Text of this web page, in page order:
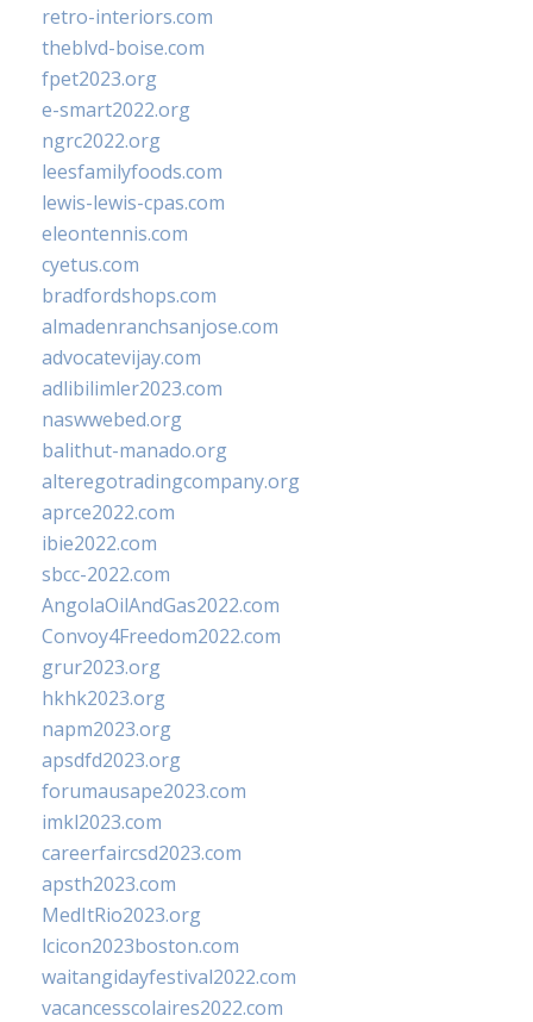
retro-interiors.com
theblvd-boise.com
fpet2023.org
e-smart2022.org
ngrc2022.org
leesfamilyfoods.com
lewis-lewis-cpas.com
eleontennis.com
cyetus.com
bradfordshops.com
almadenranchsanjose.com
advocatevijay.com
adlibilimler2023.com
naswwebed.org
balithut-manado.org
alteregotradingcompany.org
aprce2022.com
ibie2022.com
sbcc-2022.com
AngolaOilAndGas2022.com
Convoy4Freedom2022.com
grur2023.org
hkhk2023.org
napm2023.org
apsdfd2023.org
forumausape2023.com
imkl2023.com
careerfaircsd2023.com
apsth2023.com
MedItRio2023.org
lcicon2023boston.com
waitangidayfestival2022.com
vacancesscolaires2022.com